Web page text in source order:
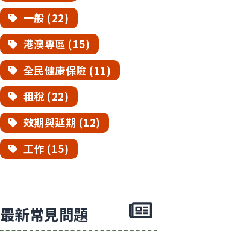
一般 (22)
港澳專區 (15)
全民健康保險 (11)
租稅 (22)
效期與延期 (12)
工作 (15)
最新常見問題